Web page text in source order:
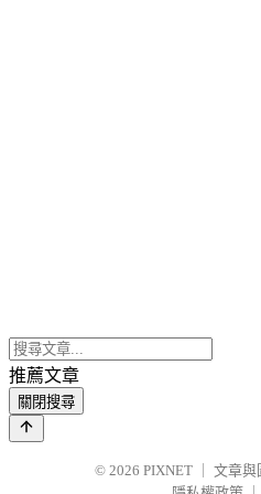
推薦文章
關閉搜尋
© 2026 PIXNET
文章與